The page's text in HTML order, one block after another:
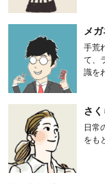
メ
手荒
て、
識を
さく
日常
をも